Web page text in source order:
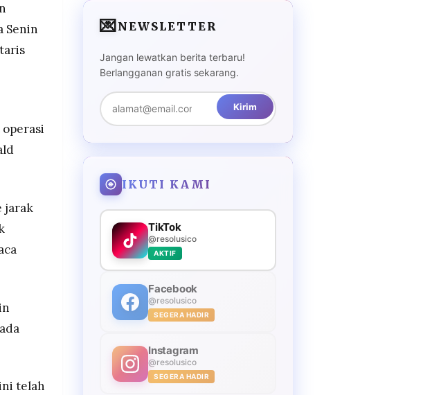
Senin
jarak
telah
💌NEWSLETTER
Jangan lewatkan berita terbaru!
Berlangganan gratis sekarang.
Kirim
IKUTI KAMI
TikTok
@resolusico
AKTIF
Facebook
@resolusico
SEGERA HADIR
Instagram
@resolusico
SEGERA HADIR